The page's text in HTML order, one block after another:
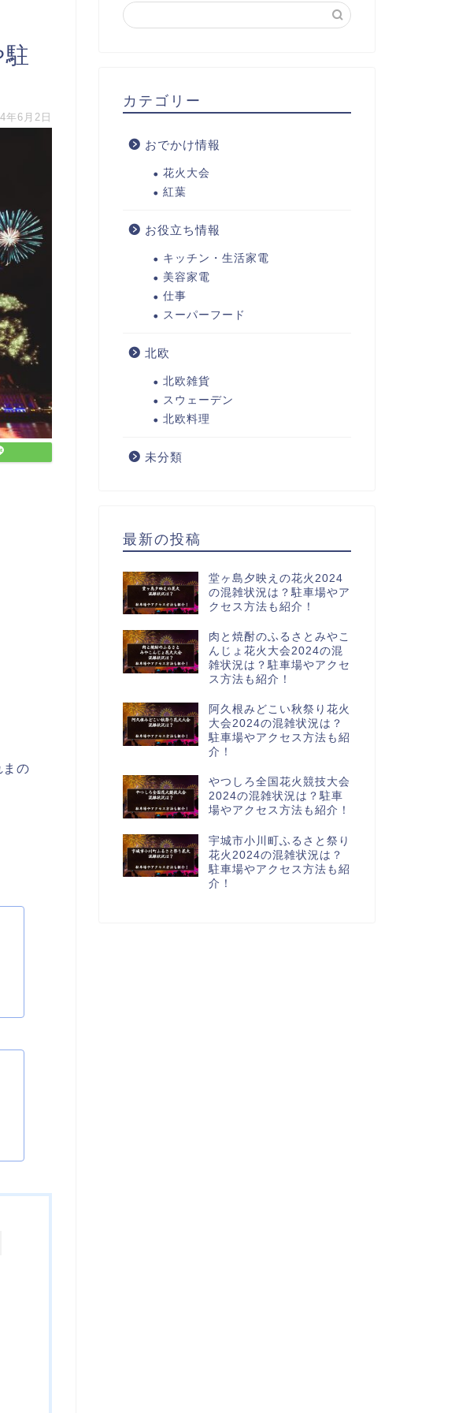
6月2日
まの
カテゴリー
おでかけ情報
花火大会
紅葉
お役立ち情報
キッチン・生活家電
美容家電
仕事
スーパーフード
北欧
北欧雑貨
スウェーデン
北欧料理
未分類
最新の投稿
堂ヶ島夕映えの花火2024
の混雑状況は？駐車場やア
クセス方法も紹介！
肉と焼酎のふるさとみやこ
んじょ花火大会2024の混
雑状況は？駐車場やアクセ
ス方法も紹介！
阿久根みどこい秋祭り花火
大会2024の混雑状況は？
駐車場やアクセス方法も紹
介！
やつしろ全国花火競技大会
2024の混雑状況は？駐車
場やアクセス方法も紹介！
宇城市小川町ふるさと祭り
花火2024の混雑状況は？
駐車場やアクセス方法も紹
介！